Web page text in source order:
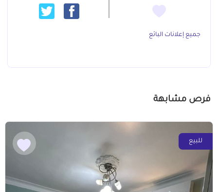
جميع إعلانات البائع
فرص مشابهة
للبيع